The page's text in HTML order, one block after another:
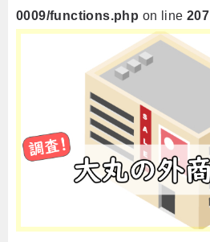
0009/functions.php on line 207